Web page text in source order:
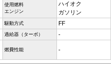
使用燃料
エンジン
ハイオク
ガソリン
駆動方式 FF
過給器（ターボ） -
燃費性能 -